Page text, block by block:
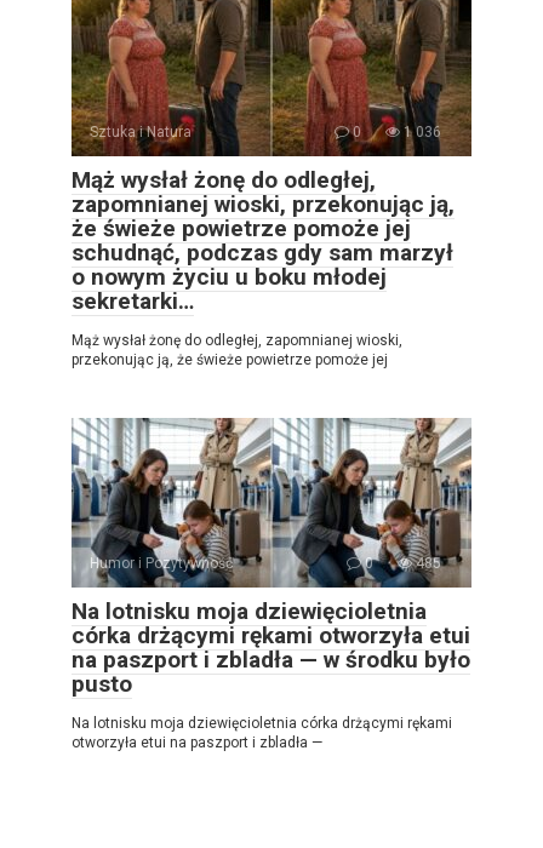
Sztuka i Natura 0 1 036
Mąż wysłał żonę do odległej,
zapomnianej wioski, przekonując ją,
że świeże powietrze pomoże jej
schudnąć, podczas gdy sam marzył
o nowym życiu u boku młodej
sekretarki…
Mąż wysłał żonę do odległej, zapomnianej wioski,
przekonując ją, że świeże powietrze pomoże jej
Humor i Pozytywność 0 485
Na lotnisku moja dziewięcioletnia
córka drżącymi rękami otworzyła etui
na paszport i zbladła — w środku było
pusto
Na lotnisku moja dziewięcioletnia córka drżącymi rękami
otworzyła etui na paszport i zbladła —